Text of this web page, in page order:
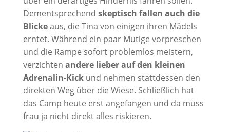
Dementsprechend skeptisch fallen auch die
Blickeaus, die Tina von einigen ihren Mädels
erntet. Während ein paar Mutige vorpreschen
und die Rampe sofort problemlos meistern,
verzichten andere lieber auf den kleinen
Adrenalin-Kickund nehmen stattdessen den
direkten Weg über die Wiese. Schließlich hat
das Camp heute erst angefangen und da muss
frau ja nicht direkt alles riskieren.